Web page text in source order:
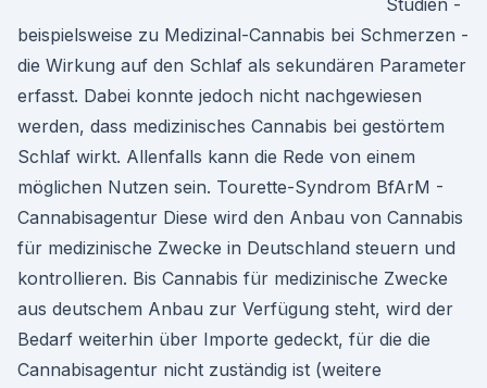
Studien -
beispielsweise zu Medizinal-Cannabis bei Schmerzen -
die Wirkung auf den Schlaf als sekundären Parameter
erfasst. Dabei konnte jedoch nicht nachgewiesen
werden, dass medizinisches Cannabis bei gestörtem
Schlaf wirkt. Allenfalls kann die Rede von einem
möglichen Nutzen sein. Tourette-Syndrom BfArM -
Cannabisagentur Diese wird den Anbau von Cannabis
für medizinische Zwecke in Deutschland steuern und
kontrollieren. Bis Cannabis für medizinische Zwecke
aus deutschem Anbau zur Verfügung steht, wird der
Bedarf weiterhin über Importe gedeckt, für die die
Cannabisagentur nicht zuständig ist (weitere